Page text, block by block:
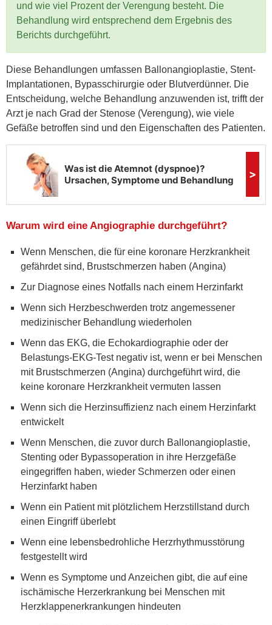
und wie viel Prozent der Verengung besteht. Die
Behandlung wird entsprechend dem Ergebnis des
Berichts durchgeführt.
Diese Behandlungen umfassen Ballonangioplastie, Stent-
Implantationen, Bypasschirurgie oder Blutverdünner. Die
Entscheidung, welche Behandlung anzuwenden ist, trifft der
Arzt je nach Grad der Stenose (Verengung), wie viele
Gefäße betroffen sind und den Eigenschaften des Patienten.
Warum wird eine Angiographie durchgeführt?
Wenn Menschen, die für eine koronare Herzkrankheit
gefährdet sind, Brustschmerzen haben (Angina)
Zur Diagnose eines Notfalls nach einem Herzinfarkt
Wenn sich Herzbeschwerden trotz angemessener
medizinischer Behandlung wiederholen
Wenn das EKG, die Echokardiographie oder der
Belastungs-EKG-Test negativ ist, wenn er bei Menschen
mit Brustschmerzen (Angina) durchgeführt wird, die
keine koronare Herzkrankheit vermuten lassen
Wenn sich die Herzinsuffizienz nach einem Herzinfarkt
entwickelt
Wenn Menschen, die zuvor durch Ballonangioplastie,
Stenting oder Bypassoperation in ihre Herzgefäße
eingegriffen haben, wieder Schmerzen oder einen
Herzinfarkt haben
Wenn ein Patient mit plötzlichem Herzstillstand durch
einen Eingriff überlebt
Wenn eine lebensbedrohliche Herzrhythmusstörung
festgestellt wird
Wenn es Symptome und Anzeichen gibt, die auf eine
ischämische Herzerkrankung bei Menschen mit
Herzklappenerkrankungen hindeuten